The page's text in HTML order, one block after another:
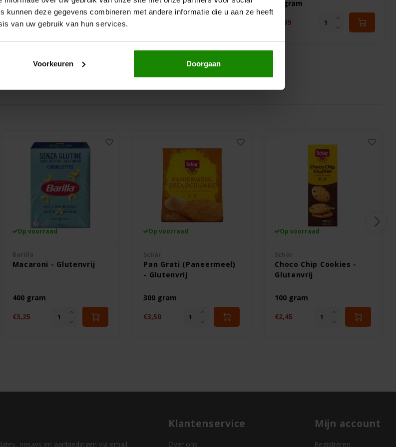
kunnen deze gegevens combineren met andere informatie die u aan ze heeft
van uw gebruik van hun services.
Voorkeuren Doorgaan
gram 540 gram 550 gram
€13,99
Op voorraad
Macaroni - Glutenvrij
400 gram
€3,25
Op voorraad
Pan Grati (Paneermeel)
- Glutenvrij
300 gram
€3,50
Op voorraad
Choco Chip Cookies -
Glutenvrij
100 gram
€2,45
nieuws en aanbiedingen via email
Klantenservice
Over ons
Mijn account
Registreren